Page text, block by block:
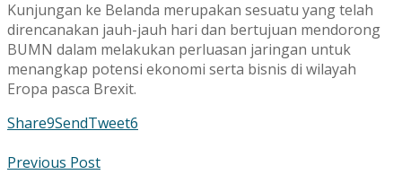
Kunjungan ke Belanda merupakan sesuatu yang telah
direncanakan jauh-jauh hari dan bertujuan mendorong
BUMN dalam melakukan perluasan jaringan untuk
menangkap potensi ekonomi serta bisnis di wilayah
Eropa pasca Brexit.
Share9SendTweet6
Previous Post